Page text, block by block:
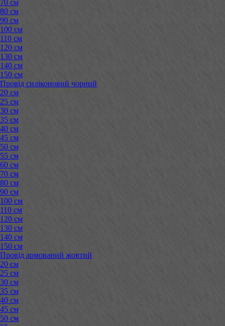
70 см
80 см
90 см
100 см
110 см
120 см
130 см
140 см
150 см
Провід силіконовий чорний
20 см
25 см
30 см
35 см
40 см
45 см
50 см
55 см
60 см
70 см
80 см
90 см
100 см
110 см
120 см
130 см
140 см
150 см
Провід армований жовтий
20 см
25 см
30 см
35 см
40 см
45 см
50 см